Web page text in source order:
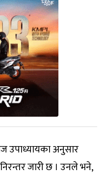
उपाध्यायका अनुसार
जारी छ । उनले भने,